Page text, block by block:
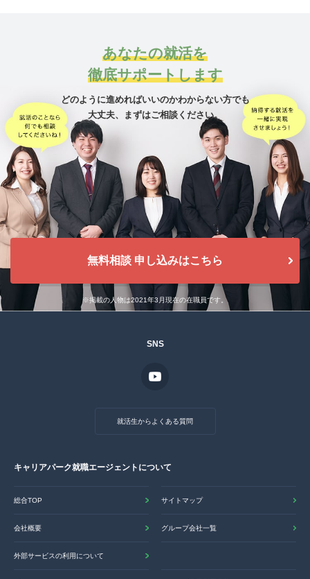
あなたの就活を
徹底サポートします
どのように進めればいいのかわからない方でも
大丈夫、
まずはご相談ください。
無料相談 申し込みはこちら
※掲載の人物は2021年3月現在の在職員です。
SNS
就活生からよくある質問
キャリアパーク就職エージェントについて
総合TOP サイトマップ
会社概要 グループ会社一覧
外部サービスの利用について